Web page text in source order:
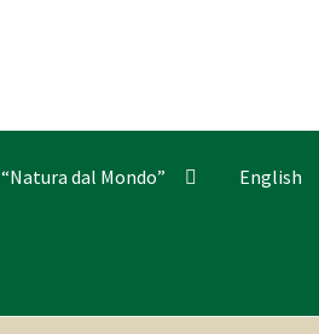
“Natura dal Mondo” English